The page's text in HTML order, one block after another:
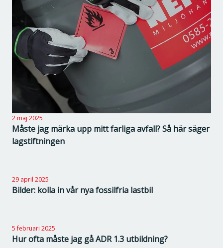
2 maj 2025
Måste jag märka upp mitt farliga avfall? Så här säger
lagstiftningen
29 april 2025
Bilder: kolla in vår nya fossilfria lastbil
5 februari 2025
Hur ofta måste jag gå ADR 1.3 utbildning?